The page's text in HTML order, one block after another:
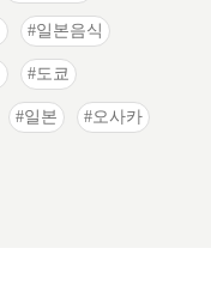
일본음식
도쿄
일본 오사카